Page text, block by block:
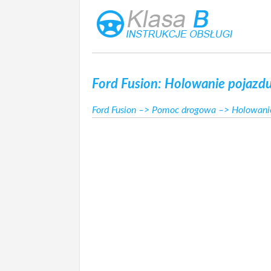
Ford Fusion: Holowanie
Ford Fusion –> Pomoc drogowa –>